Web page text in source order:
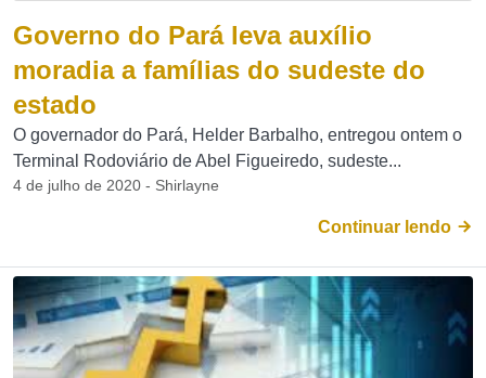
Governo do Pará leva auxílio
moradia a famílias do sudeste do
estado
O governador do Pará, Helder Barbalho, entregou ontem o
Terminal Rodoviário de Abel Figueiredo, sudeste...
4 de julho de 2020 - Shirlayne
Continuar lendo